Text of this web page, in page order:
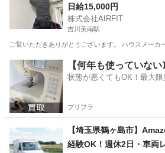
日給15,000円
株式会社AIRFIT
吉川美南駅
ご覧いただきありがとうございます。 ハウスメー
埼玉 吉川市 吉川美南駅 その他 業
【何年も使っていな
状態が悪くてもOK！最大限
プリフラ
【埼玉県鶴ヶ島市】
経験OK！週休2日・車両